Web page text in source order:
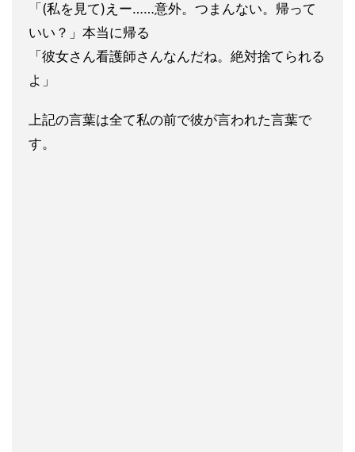
「(私を見て)えー……意外。つまんない。帰って
いい？」本当に帰る
「彼女さん看護師さんなんだね。絶対捨てられる
よ」
上記の言葉は全て私の前で彼が言われた言葉で
す。